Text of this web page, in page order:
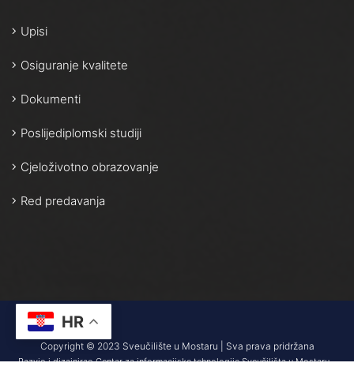
Upisi
Osiguranje kvalitete
Dokumenti
Poslijediplomski studiji
Cjeloživotno obrazovanje
Red predavanja
Copyright © 2023 Sveučilište u Mostaru | Sva prava pridržana
Razvio i dizajnirao Centar za informacijske tehnologije Sveučilišta u Mostaru –
HR